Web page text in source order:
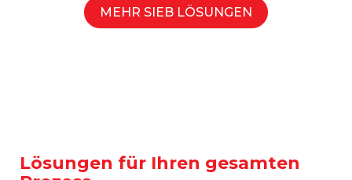
MEHR SIEB LÖSUNGEN
Lösungen für Ihren gesamten